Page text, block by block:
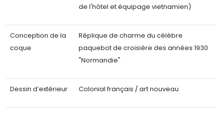
de l'hôtel et équipage vietnamien)
Conception de la
coque
Réplique de charme du célèbre
paquebot de croisière des années 1930
"Normandie"
Dessin d’extérieur Colonial français / art nouveau